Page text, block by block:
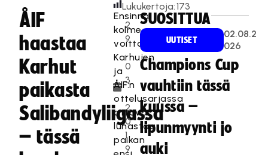
ÅIF
haastaa
Karhut
paikasta
Salibandyliigassa
– tässä
2
9
.
0
3
.
2
0
1
9
Lukukertoja:173
Ensinnä
kolme
voittoa
Karhujen
ja
ÅIF:n
ottelusarjassa
ottava
lunastaa
paikan
SUOSITTUA
UUTISET
02.08.2
026
Champions Cup
vauhtiin tässä
kuussa –
lipunmyynti jo
auki